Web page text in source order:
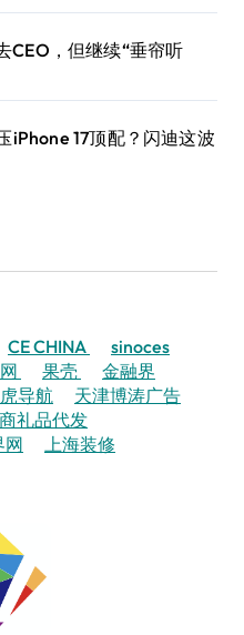
CEO，但继续“垂帘听
iPhone 17顶配？闪迪这波
CE CHINA
sinoces
果壳
金融界
导航
天津博涛广告
礼品代发
网 上海装修